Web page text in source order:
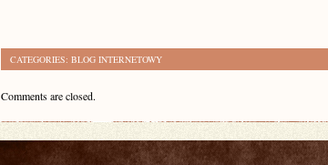
CATEGORIES: BLOG INTERNETOWY
Comments are closed.